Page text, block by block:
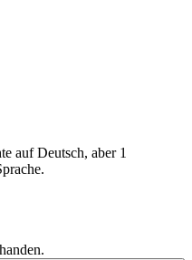
auf Deutsch, aber 1